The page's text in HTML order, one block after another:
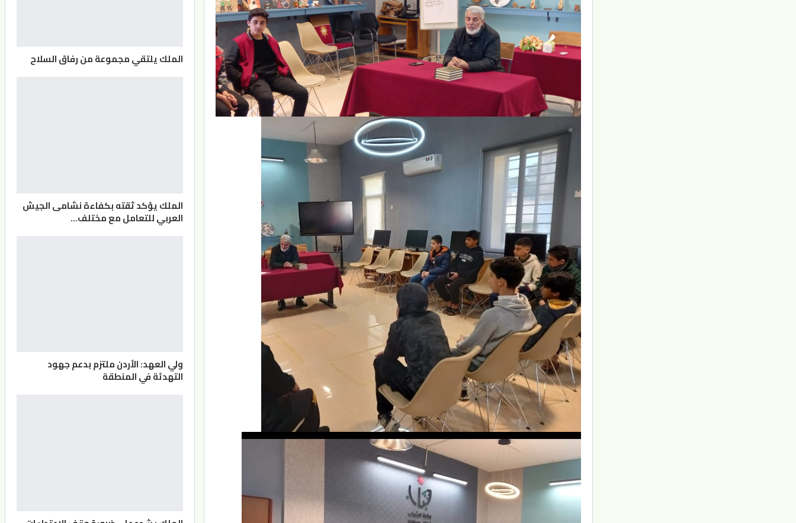
الملك يلتقي مجموعة من رفاق السلاح
الملك يؤكد ثقته بكفاءة نشامى الجيش
العربي للتعامل مع مختلف…
ولي العهد: الأردن ملتزم بدعم جهود
التهدئة في المنطقة